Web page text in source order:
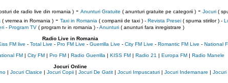
de radio live din romania )- Anunturi Gratuite ( anunturi gratuite pe categorii )- Jocuri(
( vremea in Romania )- Taxi in Romania ( companii de taxi ) - Revista Presei( spuma stirilor ) -
- Program TV( program tv in romania )-Anunturi( anunturi fara inregistrare )
Radio Live in Romania
FM live - Total Live - Pro FM Live - Guerrilla Live - City FM Live - Romantic FM Live - National
FM| City FM| Pro FM| Radio Guerrilla | KISS FM| Radio 21 | Europa FM| Radio Manele
Jocuri Online
| Jocuri Clasice | Jocuri Copii| Jocuri De Gatit| Jocuri Impuscaturi| Jocuri Indemanare | Jocuri